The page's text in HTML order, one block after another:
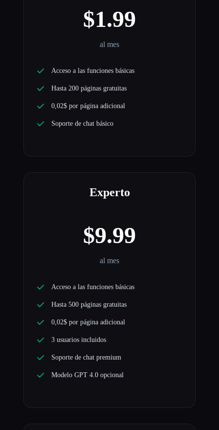
$1.99
al mes
Acceso a las funciones básicas
Hasta 200 páginas gratuitas
0,02$ por página adicional
Soporte de chat básico
Experto
$9.99
al mes
Acceso a las funciones básicas
Hasta 500 páginas gratuitas
0,02$ por página adicional
3 usuarios incluidos
Soporte de chat premium
Modelo GPT 4.0 opcional